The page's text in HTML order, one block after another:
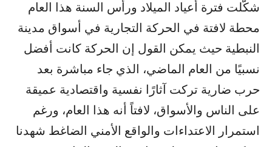
شكّلت فترة أعياد الميلاد ورأس السنة هذا العام
محطة لافتة في الحركة التجارية في أسواق مدينة
النبطية حيث يمكن القول إن الحركة كانت أفضل
نسبيًا من العام الماضي، الذي جاء مباشرة بعد
حرب ضارية تركت آثارًا نفسية واقتصادية عميقة
على الناس والأسواق، لافتاً أنه هذا العام، ورغم
استمرار الاعتداءات والواقع الأمني الضاغط شهدنا